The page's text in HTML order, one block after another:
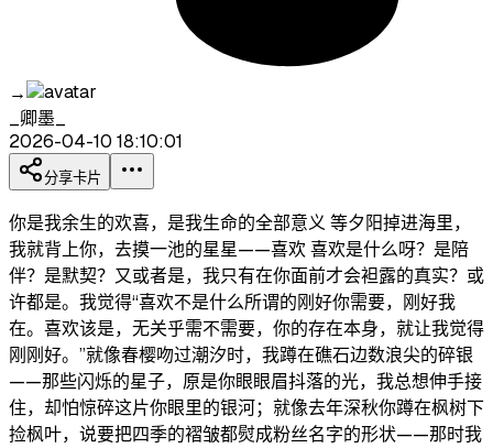
→
_卿墨_
2026-04-10 18:10:01
分享卡片
你是我余生的欢喜，是我生命的全部意义 等夕阳掉进海里，
我就背上你，去摸一池的星星——喜欢 喜欢是什么呀？是陪
伴？是默契？又或者是，我只有在你面前才会袒露的真实？或
许都是。我觉得“喜欢不是什么所谓的刚好你需要，刚好我
在。喜欢该是，无关乎需不需要，你的存在本身，就让我觉得
刚刚好。”就像春樱吻过潮汐时，我蹲在礁石边数浪尖的碎银
——那些闪烁的星子，原是你眼眼眉抖落的光，我总想伸手接
住，却怕惊碎这片你眼里的银河；就像去年深秋你蹲在枫树下
捡枫叶，说要把四季的褶皱都熨成粉丝名字的形状——那时我